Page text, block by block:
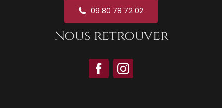
09 80 78 72 02
Nous retrouver